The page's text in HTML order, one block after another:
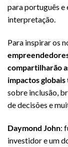
para português e
interpretação.
Para inspirar os
compartilharão
impactos
sobre inclusão,
de decisões e
Daymond John:
investidor e um